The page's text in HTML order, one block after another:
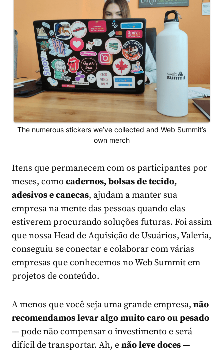
The numerous stickers we’ve collected and Web Summit’s
own merch
Itens que permanecem com os participantes por
meses, como cadernos, bolsas de tecido,
adesivos e canecas, ajudam a manter sua
empresa na mente das pessoas quando elas
estiverem procurando soluções futuras. Foi assim
que nossa Head de Aquisição de Usuários, Valeria,
conseguiu se conectar e colaborar com várias
empresas que conhecemos no Web Summit em
projetos de conteúdo.
A menos que você seja uma grande empresa, não
recomendamos levar algo muito caro ou pesado
— pode não compensar o investimento e será
difícil de transportar. Ah, enão leve doces—